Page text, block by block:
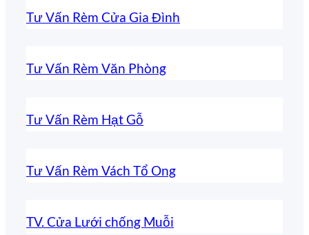
Tư Vấn Rèm Cửa Gia Đình
Tư Vấn Rèm Văn Phòng
Tư Vấn Rèm Hạt Gỗ
Tư Vấn Rèm Vách Tổ Ong
TV. Cửa Lưới chống Muỗi